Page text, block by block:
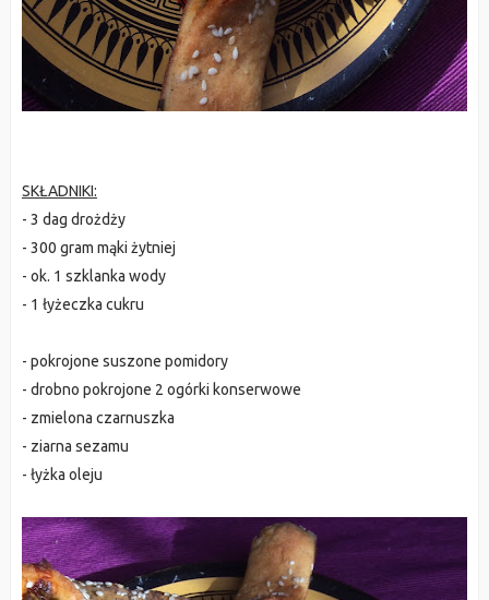
SKŁADNIKI:
- 3 dag drożdży
- 300 gram mąki żytniej
- ok. 1 szklanka wody
- 1 łyżeczka cukru
- pokrojone suszone pomidory
- drobno pokrojone 2 ogórki konserwowe
- zmielona czarnuszka
- ziarna sezamu
- łyżka oleju